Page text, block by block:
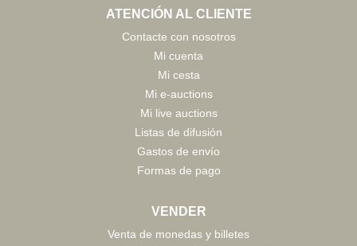
ATENCIÓN AL CLIENTE
Contacte con nosotros
Mi cuenta
Mi cesta
Mi e-auctions
Mi live auctions
Listas de difusión
Gastos de envío
Formas de pago
VENDER
Venta de monedas y billetes